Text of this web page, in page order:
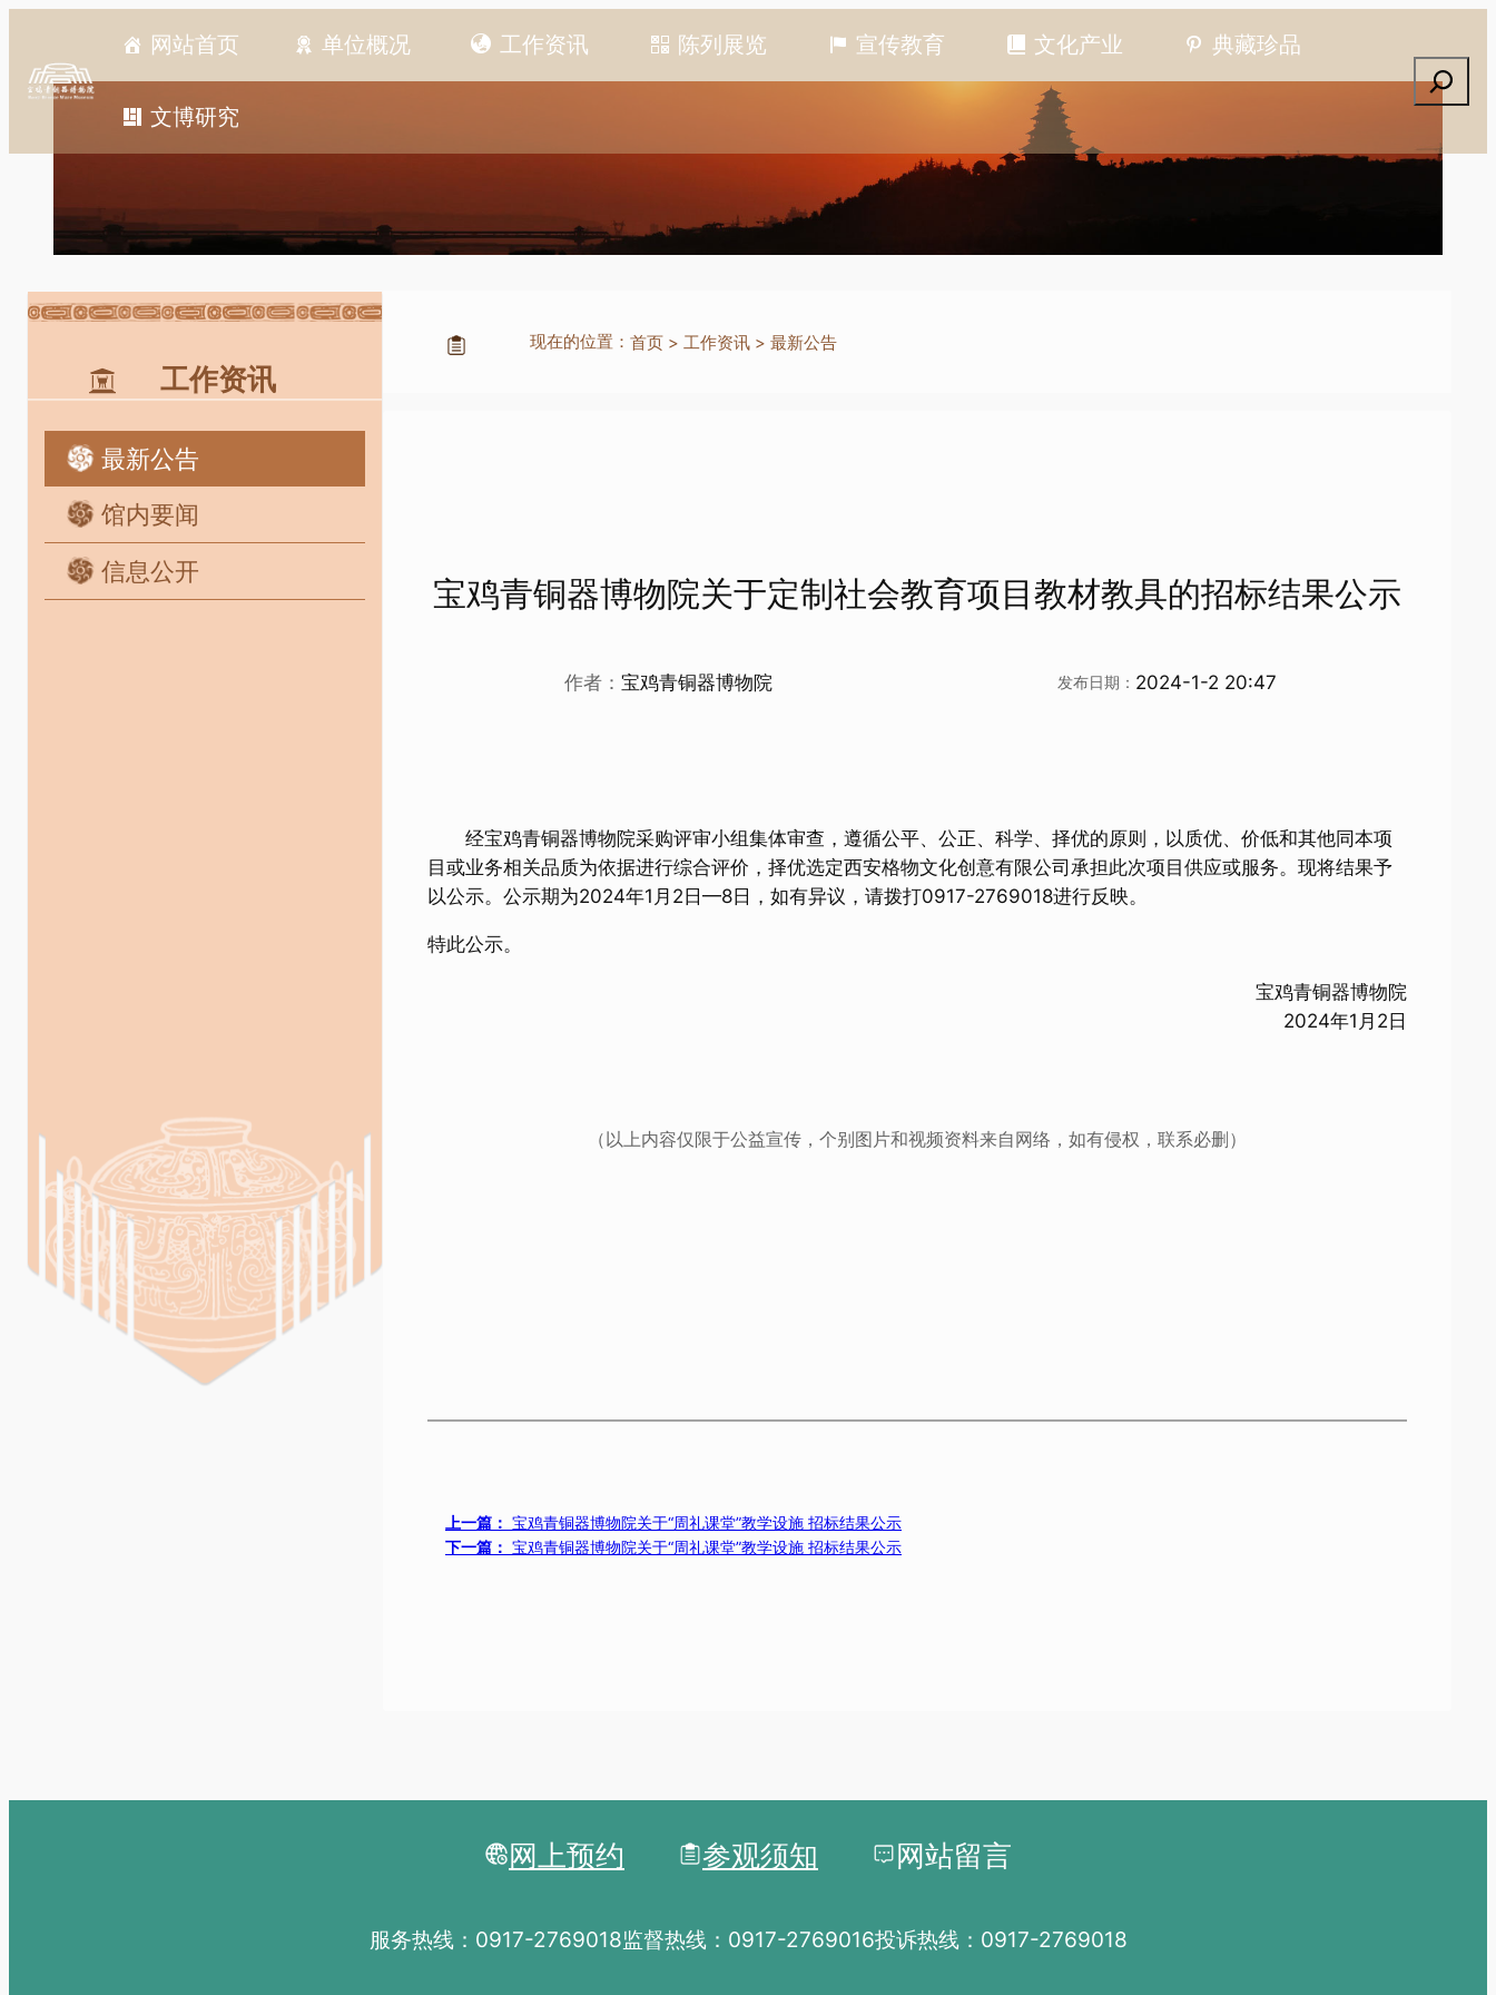
网站首页 单位概况 工作资讯 陈列展览 宣传教育 文化产业 典藏珍品
文博研究
搜索
工作资讯
最新公告
馆内要闻
信息公开
现在的位置： 首页 > 工作资讯 > 最新公告
宝鸡青铜器博物院关于定制社会教育项目教材教具的招标结果公示
作者： 宝鸡青铜器博物院 发布日期： 2024-1-2 20:47
经宝鸡青铜器博物院采购评审小组集体审查，遵循公平、公正、科学、择优的原则，以质优、价低和其他同本项
目或业务相关品质为依据进行综合评价，择优选定西安格物文化创意有限公司承担此次项目供应或服务。现将结果予
以公示。公示期为2024年1月2日—8日，如有异议，请拨打0917-2769018进行反映。
特此公示。
宝鸡青铜器博物院
2024年1月2日
（以上内容仅限于公益宣传，个别图片和视频资料来自网络，如有侵权，联系必删）
上一篇： 宝鸡青铜器博物院关于“周礼课堂”教学设施 招标结果公示
下一篇： 宝鸡青铜器博物院关于“周礼课堂”教学设施 招标结果公示
网上预约 参观须知 网站留言
服务热线：0917-2769018监督热线：0917-2769016投诉热线：0917-2769018